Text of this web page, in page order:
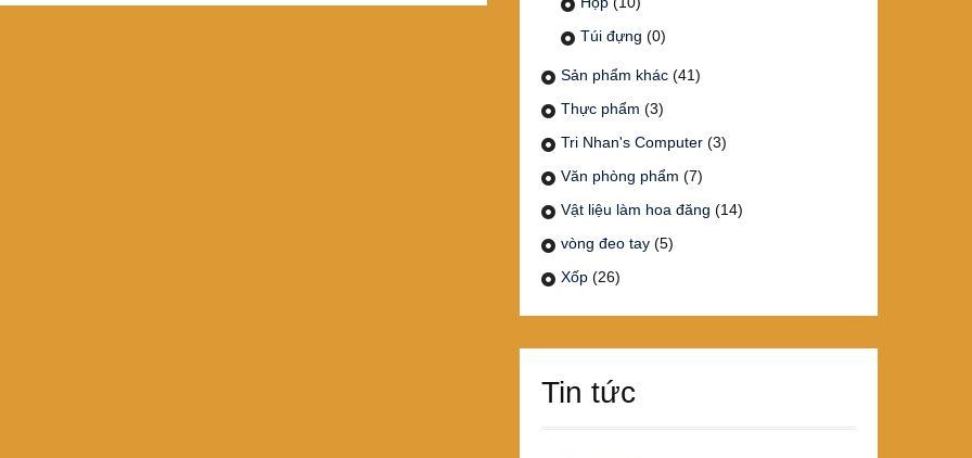
Túi đựng (0)
Sản phẩm khác (41)
Thực phẩm (3)
Tri Nhan's Computer (3)
Văn phòng phẩm (7)
Vật liệu làm hoa đăng (14)
vòng đeo tay (5)
Xốp (26)
Tin tức